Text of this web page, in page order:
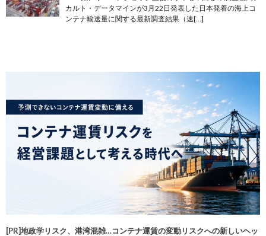
カルト・データマインが3月22日発表した日本発着の海上コ
ンテナ輸送量に関する最新調査結果（速[…]
[PR]地政学リスク、港湾混雑…コンテナ運賃の変動リスクへの新しいヘッ